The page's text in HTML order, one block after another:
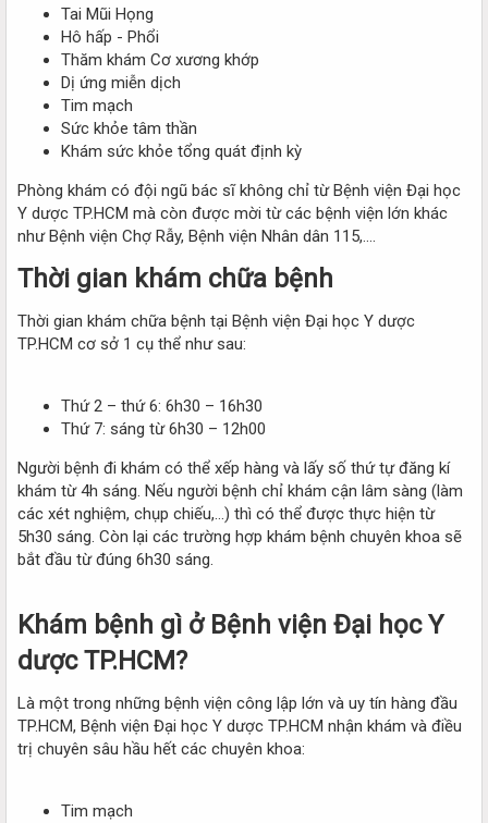
Tai Mũi Họng
Hô hấp - Phổi
Thăm khám Cơ xương khớp
Dị ứng miễn dịch
Tim mạch
Sức khỏe tâm thần
Khám sức khỏe tổng quát định kỳ
Phòng khám có đội ngũ bác sĩ không chỉ từ Bệnh viện Đại học
Y dược TP.HCM mà còn được mời từ các bệnh viện lớn khác
như Bệnh viện Chợ Rẫy, Bệnh viện Nhân dân 115,....
Thời gian khám chữa bệnh​
Thời gian khám chữa bệnh tại Bệnh viện Đại học Y dược
TP.HCM cơ sở 1 cụ thể như sau:
Thứ 2 – thứ 6: 6h30 – 16h30
Thứ 7: sáng từ 6h30 – 12h00
Người bệnh đi khám có thể xếp hàng và lấy số thứ tự đăng kí
khám từ 4h sáng. Nếu người bệnh chỉ khám cận lâm sàng (làm
các xét nghiệm, chụp chiếu,…) thì có thể được thực hiện từ
5h30 sáng. Còn lại các trường hợp khám bệnh chuyên khoa sẽ
bắt đầu từ đúng 6h30 sáng.
Khám bệnh gì ở Bệnh viện Đại học Y
dược TP.HCM?​
Là một trong những bệnh viện công lập lớn và uy tín hàng đầu
TP.HCM, Bệnh viện Đại học Y dược TP.HCM nhận khám và điều
trị chuyên sâu hầu hết các chuyên khoa:
Tim mạch